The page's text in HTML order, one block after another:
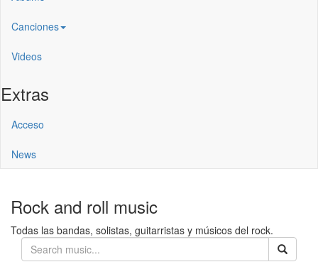
Canciones
Videos
Extras
Acceso
News
Rock and roll music
Todas las bandas, solistas, guitarristas y músicos del rock.